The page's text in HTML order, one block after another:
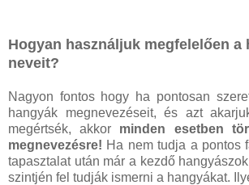
Hogyan használjuk megfelelően a
neveit?
Nagyon fontos hogy ha pontosan
hangyák megnevezéseit, és azt
megértsék, akkor minden esetben
megnevezésre! Ha nem tudja a pontos
tapasztalat után már a kezdő
szintjén fel tudják ismerni a hangyákat.